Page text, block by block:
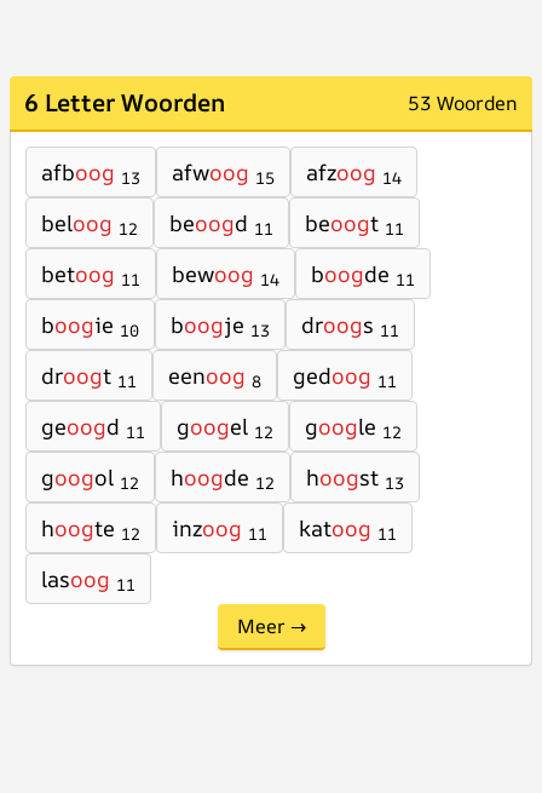
6 Letter Woorden 53 Woorden
afboog 13 afwoog 15 afzoog 14
beloog 12 beoogd 11 beoogt 11
betoog 11 bewoog 14 boogde 11
boogie 10 boogje 13 droogs 11
droogt 11 eenoog 8 gedoog 11
geoogd 11 googel 12 google 12
googol 12 hoogde 12 hoogst 13
hoogte 12 inzoog 11 katoog 11
lasoog 11
Meer →